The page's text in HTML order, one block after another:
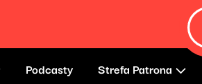
Podcasty Strefa Patrona